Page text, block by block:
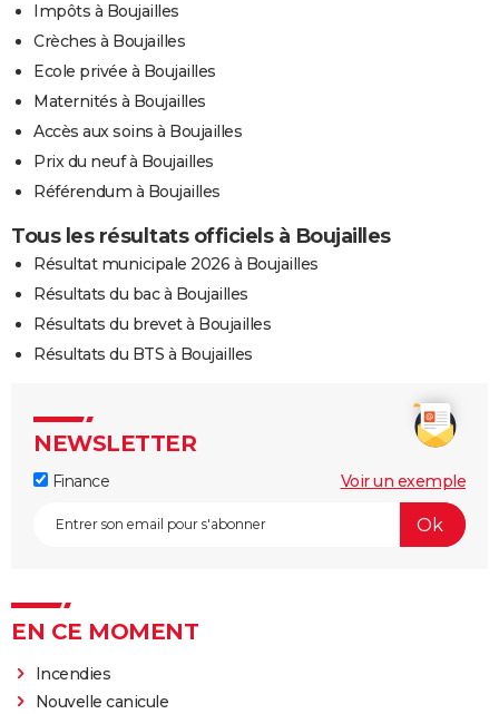
Impôts à Boujailles
Crèches à Boujailles
Ecole privée à Boujailles
Maternités à Boujailles
Accès aux soins à Boujailles
Prix du neuf à Boujailles
Référendum à Boujailles
Tous les résultats officiels à Boujailles
Résultat municipale 2026 à Boujailles
Résultats du bac à Boujailles
Résultats du brevet à Boujailles
Résultats du BTS à Boujailles
NEWSLETTER
Finance Voir un exemple
EN CE MOMENT
Incendies
Nouvelle canicule